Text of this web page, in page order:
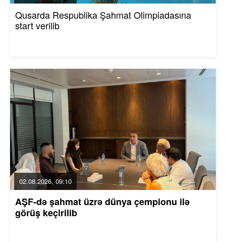
Qusarda Respublika Şahmat Olimpiadasına
start verilib
02.08.2026, 09:10
AŞF-də şahmat üzrə dünya çempionu ilə
görüş keçirilib